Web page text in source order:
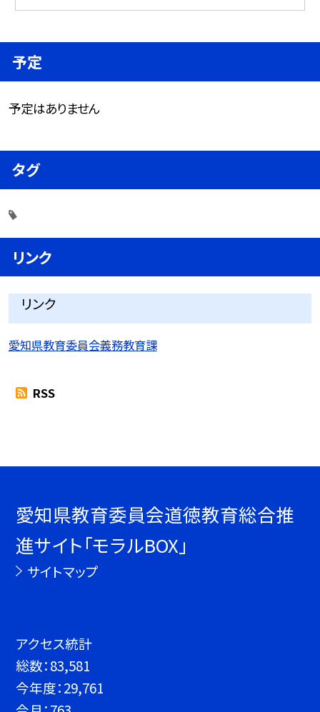
予定
予定はありません
タグ
リンク
リンク
愛知県教育委員会義務教育課
RSS
愛知県教育委員会道徳教育総合推
進サイト「モラルBOX」
サイトマップ
アクセス統計
総数：83,581
今年度：29,761